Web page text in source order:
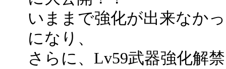
いままで強化が出来なか
になり、
さらに、Lv59武器強化解